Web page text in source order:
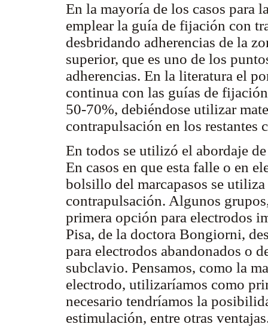
En la mayoría de los casos para
emplear la guía de fijación con
desbridando adherencias de la
superior, que es uno de los
adherencias. En la literatura el
continua con las guías de
50-70%, debiéndose utilizar
contrapulsación en los restantes
En todos se utilizó el abordaje
En casos en que esta falle o en
bolsillo del marcapasos se
contrapulsación. Algunos
primera opción para electrodos
Pisa, de la doctora Bongiorni,
para electrodos abandonados o
subclavio. Pensamos, como la
electrodo, utilizaríamos como
necesario tendríamos la
estimulación, entre otras